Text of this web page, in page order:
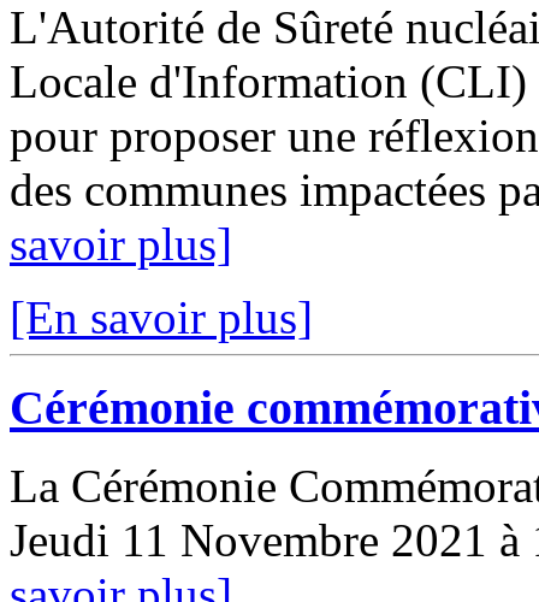
L'Autorité de Sûreté
Locale d'Information (CLI)
pour proposer une
des communes impactées
savoir plus]
[En savoir plus]
Cérémonie
La Cérémonie
Jeudi 11 Novembre 2021